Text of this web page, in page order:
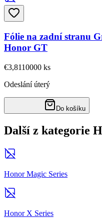
Fólie na zadní stranu
Honor GT
€3,8110000 ks
Odeslání úterý
Do košíku
Další z kategorie
Honor Magic Series
Honor X Series